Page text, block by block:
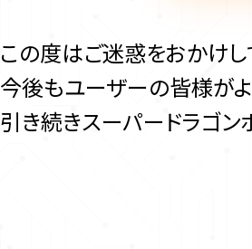
この度はご迷惑をおかけし
今後もユーザーの皆様が
引き続きスーパードラゴン